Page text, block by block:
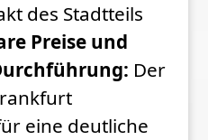
des Stadtteils
Preise und
Der
eine deutliche